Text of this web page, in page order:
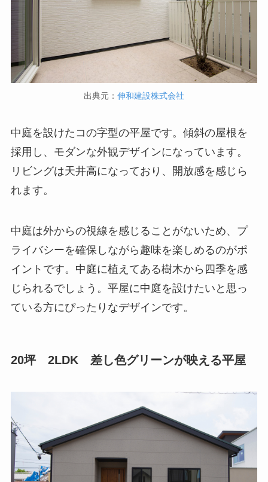
出典元： 伸和建設株式会社
中庭を設けたコの字型の平屋です。傾斜の屋根を
採用し、モダンな外観デザインになっています。
リビングは天井高になっており、開放感を感じら
れます。
中庭は外からの視線を感じることがないため、プ
ライバシーを確保しながら趣味を楽しめるのがポ
イントです。中庭に植えてある樹木から四季を感
じられるでしょう。平屋に中庭を設けたいと思っ
ている方にぴったりなデザインです。
20坪 2LDK 差し色グリーンが映える平屋